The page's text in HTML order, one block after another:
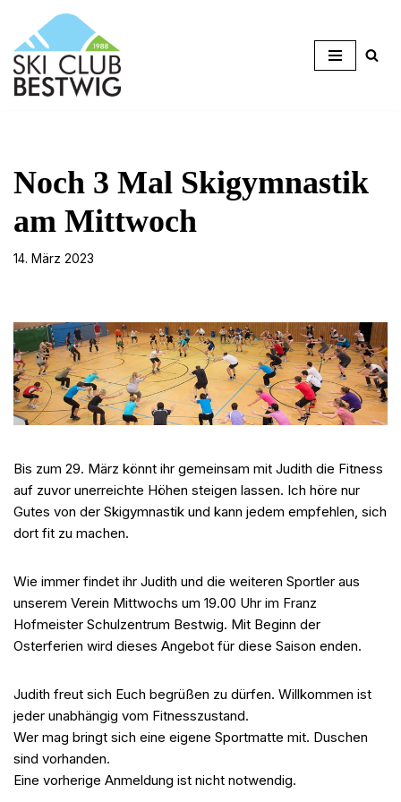
Zum
Inhalt
springen
Noch 3 Mal Skigymnastik
am Mittwoch
14. März 2023
Bis zum 29. März könnt ihr gemeinsam mit Judith die Fitness
auf zuvor unerreichte Höhen steigen lassen. Ich höre nur
Gutes von der Skigymnastik und kann jedem empfehlen, sich
dort fit zu machen.
Wie immer findet ihr Judith und die weiteren Sportler aus
unserem Verein Mittwochs um 19.00 Uhr im Franz
Hofmeister Schulzentrum Bestwig. Mit Beginn der
Osterferien wird dieses Angebot für diese Saison enden.
Judith freut sich Euch begrüßen zu dürfen. Willkommen ist
jeder unabhängig vom Fitnesszustand.
Wer mag bringt sich eine eigene Sportmatte mit. Duschen
sind vorhanden.
Eine vorherige Anmeldung ist nicht notwendig.